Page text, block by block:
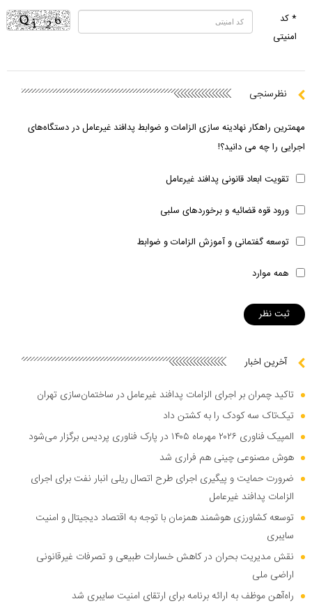
* کد
امنیتی
نظرسنجی
مهمترین راهکار نهادینه سازی الزامات و ضوابط پدافند غیرعامل در دستگاه‌های
اجرایی را چه می دانید؟!
تقویت ابعاد قانونی پدافند غیرعامل
ورود قوه قضائیه و برخوردهای سلبی
توسعه گفتمانی و آموزش الزامات و ضوابط
همه موارد
آخرین اخبار
تاکید چمران بر اجرای الزامات پدافند غیرعامل در ساختمان‌سازی تهران
تیک‌تاک سه کودک را به کشتن داد
المپیک فناوری ۲۰۲۶ مهرماه ۱۴۰۵ در پارک فناوری پردیس برگزار می‌شود
هوش مصنوعی چینی هم فراری شد
ضرورت حمایت و پیگیری اجرای طرح اتصال ریلی انبار نفت برای اجرای
الزامات پدافند غیرعامل
توسعه کشاورزی هوشمند همزمان با توجه به اقتصاد دیجیتال و امنیت
سایبری
نقش مدیریت بحران در کاهش خسارات طبیعی و تصرفات غیرقانونی
اراضی ملی
راه‌آهن موظف به ارائه برنامه برای ارتقای امنیت سایبری شد